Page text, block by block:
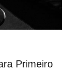
Primeiro